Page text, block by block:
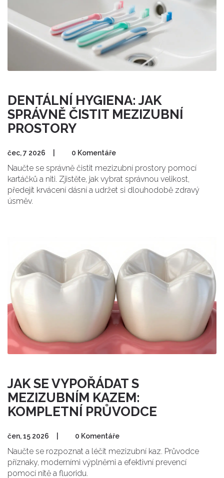
DENTÁLNÍ HYGIENA: JAK
SPRÁVNĚ ČISTIT MEZIZUBNÍ
PROSTORY
čec, 7 2026 0 Komentáře
Naučte se správně čistit mezizubní prostory pomocí
kartáčků a niti. Zjistěte, jak vybrat správnou velikost,
předejít krvácení dásní a udržet si dlouhodobě zdravý
úsměv.
JAK SE VYPOŘÁDAT S
MEZIZUBNÍM KAZEM:
KOMPLETNÍ PRŮVODCE
čen, 15 2026 0 Komentáře
Naučte se rozpoznat a léčit mezizubní kaz. Průvodce
příznaky, moderními výplněmi a efektivní prevencí
pomocí nitě a fluoridu.